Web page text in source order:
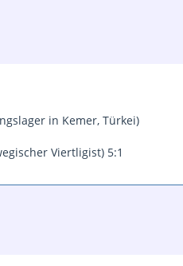
in Kemer, Türkei)
Viertligist) 5:1